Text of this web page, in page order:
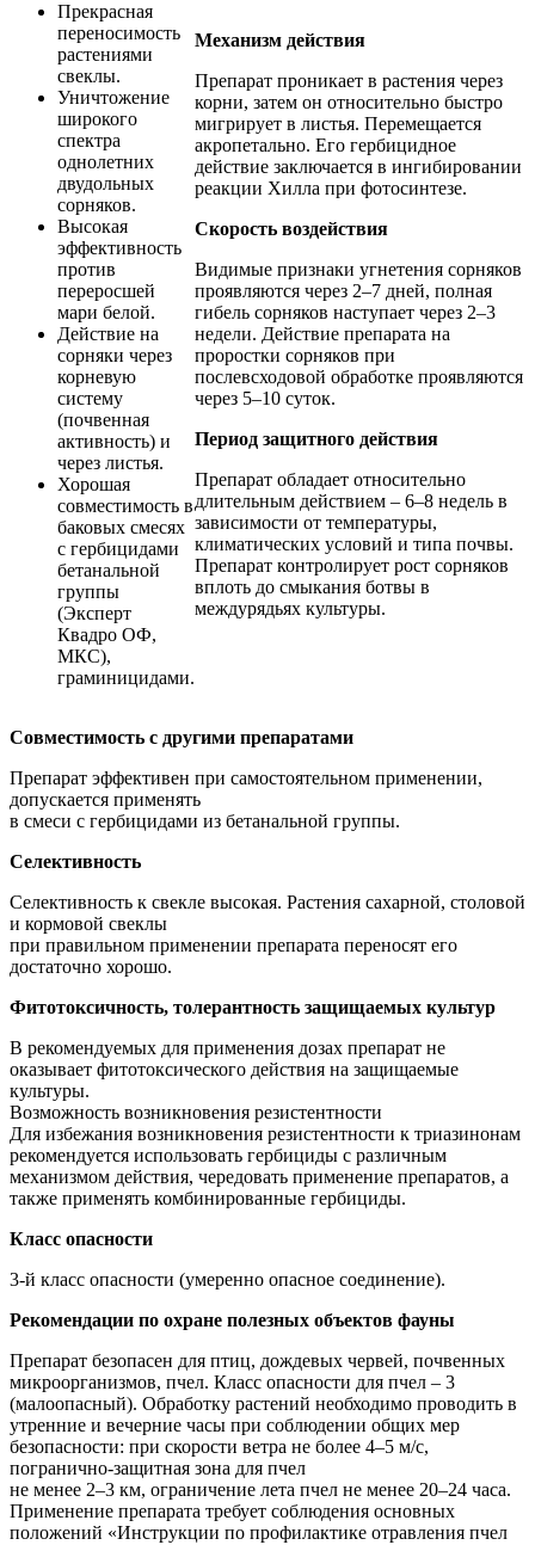
Прекрасная
переносимость
растениями
свеклы.
Уничтожение
широкого
спектра
однолетних
двудольных
сорняков.
Высокая
эффективность
против
переросшей
мари белой.
Действие на
сорняки через
корневую
систему
(почвенная
активность) и
через листья.
Хорошая
совместимость в
баковых смесях
с гербицидами
бетанальной
группы
(Эксперт
Квадро ОФ,
МКС),
граминицидами.
Механизм действия
Препарат проникает в растения через
корни, затем он относительно быстро
мигрирует в листья. Перемещается
акропетально. Его гербицидное
действие заключается в ингибировании
реакции Хилла при фотосинтезе.
Скорость воздействия
Видимые признаки угнетения сорняков
проявляются через 2–7 дней, полная
гибель сорняков наступает через 2–3
недели. Действие препарата на
проростки сорняков при
послевсходовой обработке проявляются
через 5–10 суток.
Период защитного действия
Препарат обладает относительно
длительным действием – 6–8 недель в
зависимости от температуры,
климатических условий и типа почвы.
Препарат контролирует рост сорняков
вплоть до смыкания ботвы в
междурядьях культуры.
Совместимость с другими препаратами
Препарат эффективен при самостоятельном применении,
допускается применять
в смеси с гербицидами из бетанальной группы.
Селективность
Селективность к свекле высокая. Растения сахарной, столовой
и кормовой свеклы
при правильном применении препарата переносят его
достаточно хорошо.
Фитотоксичность, толерантность защищаемых культур
В рекомендуемых для применения дозах препарат не
оказывает фитотоксического действия на защищаемые
культуры.
Возможность возникновения резистентности
Для избежания возникновения резистентности к триазинонам
рекомендуется использовать гербициды с различным
механизмом действия, чередовать применение препаратов, а
также применять комбинированные гербициды.
Класс опасности
3-й класс опасности (умеренно опасное соединение).
Рекомендации по охране полезных объектов фауны
Препарат безопасен для птиц, дождевых червей, почвенных
микроорганизмов, пчел. Класс опасности для пчел – 3
(малоопасный). Обработку растений необходимо проводить в
утренние и вечерние часы при соблюдении общих мер
безопасности: при скорости ветра не более 4–5 м/с,
погранично-защитная зона для пчел
не менее 2–3 км, ограничение лета пчел не менее 20–24 часа.
Применение препарата требует соблюдения основных
положений «Инструкции по профилактике отравления пчел